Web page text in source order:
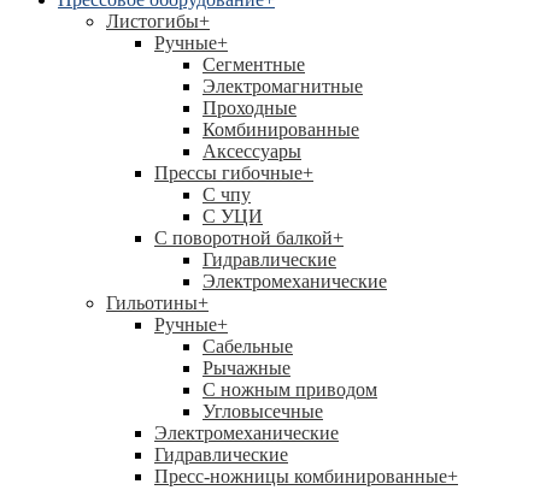
Листогибы+
Ручные+
Сегментные
Электромагнитные
Проходные
Комбинированные
Аксессуары
Прессы гибочные+
C чпу
С УЦИ
С поворотной балкой+
Гидравлические
Электромеханические
Гильотины+
Ручные+
Сабельные
Рычажные
С ножным приводом
Угловысечные
Электромеханические
Гидравлические
Пресс-ножницы комбинированные+